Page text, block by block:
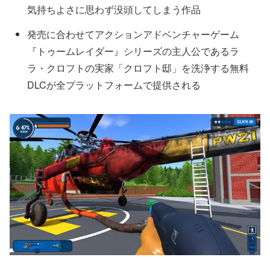
気持ちよさに思わず没頭してしまう作品
発売に合わせてアクションアドベンチャーゲーム
『トゥームレイダー』シリーズの主人公であるラ
ラ・クロフトの実家「クロフト邸」を洗浄する無料
DLCが全プラットフォームで提供される